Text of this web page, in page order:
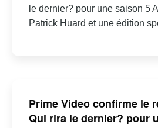
le dernier? pour une saison 5
Patrick Huard et une édition
Prime Video confirme le
Qui rira le dernier? pour